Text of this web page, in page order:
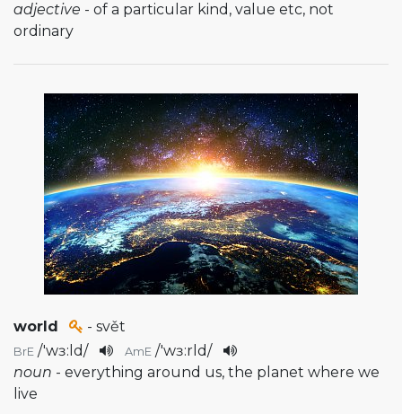
adjective - of a particular kind, value etc, not
ordinary
world - svět
BrE /'wɜ:ld/ AmE /'wɜ:rld/
noun - everything around us, the planet where we
live